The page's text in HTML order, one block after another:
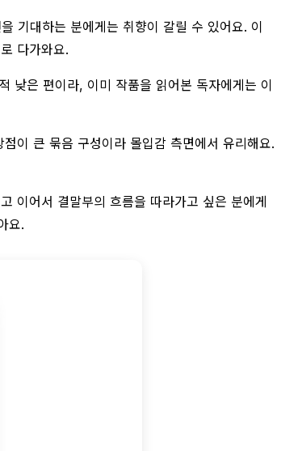
기대하는 분에게는 취향이 갈릴 수 있어요. 이
다가와요.
낮은 편이라, 이미 작품을 읽어본 독자에게는 이
이 큰 묶음 구성이라 몰입감 측면에서 유리해요.
이어서 결말부의 흐름을 따라가고 싶은 분에게
요.